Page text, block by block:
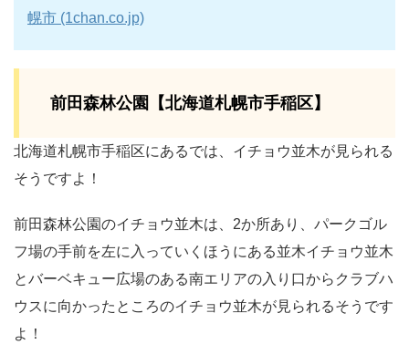
幌市 (1chan.co.jp)
前田森林公園【北海道札幌市手稲区】
北海道札幌市手稲区にあるでは、イチョウ並木が見られる
そうですよ！
前田森林公園のイチョウ並木は、2か所あり、パークゴル
フ場の手前を左に入っていくほうにある並木イチョウ並木
とバーベキュー広場のある南エリアの入り口からクラブハ
ウスに向かったところのイチョウ並木が見られるそうです
よ！